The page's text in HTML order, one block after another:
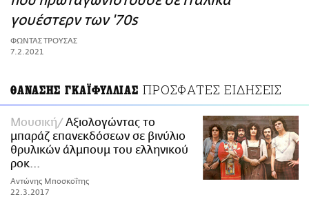
ΑΜΠΑ
PRINT
γουέστερν των '70s
ΦΩΝΤΑΣ ΤΡΟΥΣΑΣ
7.2.2021
ΘΑΝΑΣΗΣ ΓΚΑΪΦΥΛΛΙΑΣ ΠΡΟΣΦΑΤΕΣ ΕΙΔΗΣΕΙΣ
Μουσική
Αξιολογώντας το
μπαράζ επανεκδόσεων σε βινύλιο
θρυλικών άλμπουμ του ελληνικού
ροκ...
Αντώνης Μποσκοΐτης
22.3.2017